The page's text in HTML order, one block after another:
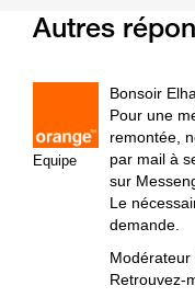
Autres
Equipe
Bonsoir
Pour une
remontée,
par mail à
sur
Le
demande.
Modérateur
Retrouvez-